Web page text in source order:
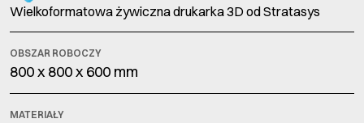
Wielkoformatowa żywiczna drukarka 3D od Stratasys
OBSZAR ROBOCZY
800 x 800 x 600 mm
MATERIAŁY